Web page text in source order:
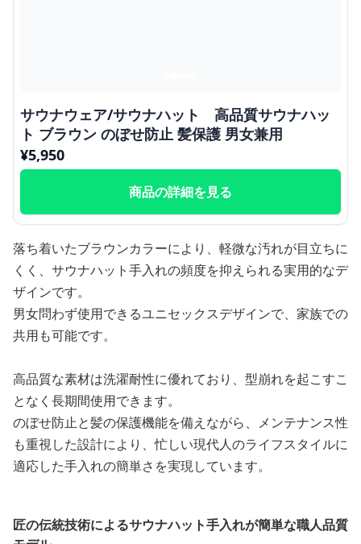
サウナウェア/サウナハット 高品質サウナハッ
ト ブラウン のぼせ防止 髪保護 男女兼用
¥5,950
商品の詳細を見る
落ち着いたブラウンカラーにより、軽微な汚れが目立ちに
くく、サウナハット手入れの頻度を抑えられる実用的なデ
ザインです。
男女問わず使用できるユニセックスデザインで、家族での
共用も可能です。
高品質な素材は洗濯耐性に優れており、型崩れを起こすこ
となく長期間使用できます。
のぼせ防止と髪の保護機能を備えながら、メンテナンス性
も重視した設計により、忙しい現代人のライフスタイルに
適応した手入れの簡単さを実現しています。
匠の伝統技術によるサウナハット手入れが簡単な職人品質